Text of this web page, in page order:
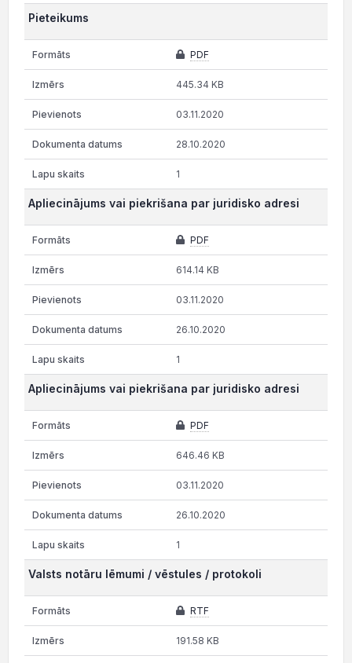
Pieteikums
PDF
445.34 KB
03.11.2020
28.10.2020
1
Apliecinājums vai piekrišana par juridisko adresi
PDF
614.14 KB
03.11.2020
26.10.2020
1
Apliecinājums vai piekrišana par juridisko adresi
PDF
646.46 KB
03.11.2020
26.10.2020
1
Valsts notāru lēmumi / vēstules / protokoli
RTF
191.58 KB